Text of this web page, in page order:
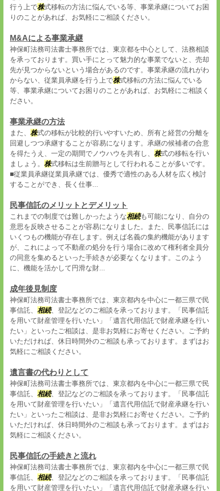
行う上で株式移転の方法に悩んでいる等、事業承継についてお困
りのことがあれば、お気軽にご相談ください。
M&Aによる事業承継
神保町法務司法書士事務所では、東京都を中心として、法務相談
を承っております。買い手にとって魅力的な事業でないと、売却
先が見つからないという場合があるのです。事業承継の流れがわ
からない、従業員承継を行う上で株式移転の方法に悩んでいる
等、事業承継についてお困りのことがあれば、お気軽にご相談く
ださい。
事業承継の方法
また、 株式の移転が比較的行いやすいため、所有と経営の分離を
回避しつつ承継することが容易になります。承継の候補者の合意
を得たうえ、一定の期間でノウハウを共有し、 株式の移転を行い
ましょう。 株式移転は生前贈与として行われることが多いです。
■従業員承継従業員承継では、優秀で適性のある人材を広く検討
することができ、長く仕事...
民事信託のメリットとデメリット
これまでの制度では難しかったような相続も可能になり、自分の
意思を反映させることが容易になりました。また、民事信託には
いくつもの機能が存在します。例えば名義の集約機能があります
が、これによって不動産の処分を行う場合に改めて権利者全員分
の同意を集めるといった手続きが必要なくなります。このよう
に、機能を活かして円滑な財...
成年後見制度
神保町法務司法書士事務所では、東京都内を中心に一都三県で民
事信託、 相続、登記などのご相談を承っております。「民事信託
を用いて財産管理を行いたい」「遺言代用信託で財産承継を行い
たい」といったご相談は、是非お気軽にお寄せください。ご予約
いただければ、休日時間外のご相談も承っております。まずはお
気軽にご相談ください。
遺言書の代わりとして
神保町法務司法書士事務所では、東京都内を中心に一都三県で民
事信託、 相続、登記などのご相談を承っております。「民事信託
を用いて財産管理を行いたい」「遺言代用信託で財産承継を行い
たい」といったご相談は、是非お気軽にお寄せください。ご予約
いただければ、休日時間外のご相談も承っております。まずはお
気軽にご相談ください。
民事信託の手続きと流れ
神保町法務司法書士事務所では、東京都内を中心に一都三県で民
事信託、 相続、登記などのご相談を承っております。「民事信託
を用いて財産管理を行いたい」「遺言代用信託で財産承継を行い